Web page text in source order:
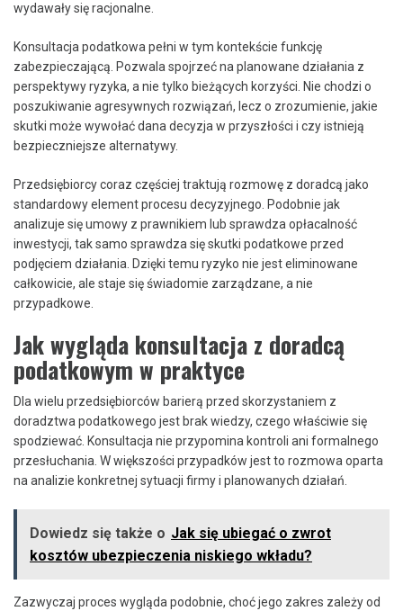
wydawały się racjonalne.
Konsultacja podatkowa pełni w tym kontekście funkcję
zabezpieczającą. Pozwala spojrzeć na planowane działania z
perspektywy ryzyka, a nie tylko bieżących korzyści. Nie chodzi o
poszukiwanie agresywnych rozwiązań, lecz o zrozumienie, jakie
skutki może wywołać dana decyzja w przyszłości i czy istnieją
bezpieczniejsze alternatywy.
Przedsiębiorcy coraz częściej traktują rozmowę z doradcą jako
standardowy element procesu decyzyjnego. Podobnie jak
analizuje się umowy z prawnikiem lub sprawdza opłacalność
inwestycji, tak samo sprawdza się skutki podatkowe przed
podjęciem działania. Dzięki temu ryzyko nie jest eliminowane
całkowicie, ale staje się świadomie zarządzane, a nie
przypadkowe.
Jak wygląda konsultacja z doradcą
podatkowym w praktyce
Dla wielu przedsiębiorców barierą przed skorzystaniem z
doradztwa podatkowego jest brak wiedzy, czego właściwie się
spodziewać. Konsultacja nie przypomina kontroli ani formalnego
przesłuchania. W większości przypadków jest to rozmowa oparta
na analizie konkretnej sytuacji firmy i planowanych działań.
Dowiedz się także o Jak się ubiegać o zwrot
kosztów ubezpieczenia niskiego wkładu?
Zazwyczaj proces wygląda podobnie, choć jego zakres zależy od